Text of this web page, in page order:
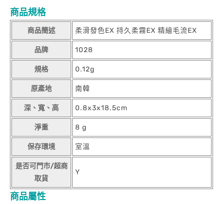
商品規格
商品簡述 柔滑發色EX 持久柔霧EX 精繪毛流EX
品牌 1028
規格 0.12g
原產地 南韓
深、寬、高 0.8x3x18.5cm
淨重 8 g
保存環境 室溫
是否可門市/超商
取貨
Y
商品屬性